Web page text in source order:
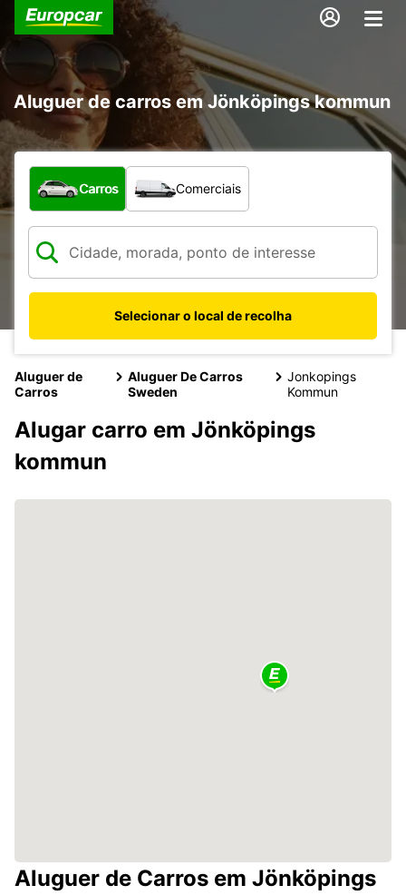
Aluguer de carros em Jönköpings kommun
Que tipo de veículo pretende?
Carros Comerciais
Selecionar o local de recolha
Aluguer de
Carros
Aluguer De Carros
Sweden
Jonkopings
Kommun
Alugar carro em Jönköpings
kommun
Aluguer de Carros em Jönköpings